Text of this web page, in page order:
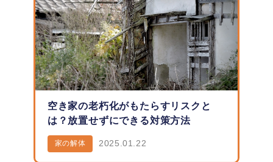
空き家の老朽化がもたらすリスクと
は？放置せずにできる対策方法
家の解体 2025.01.22